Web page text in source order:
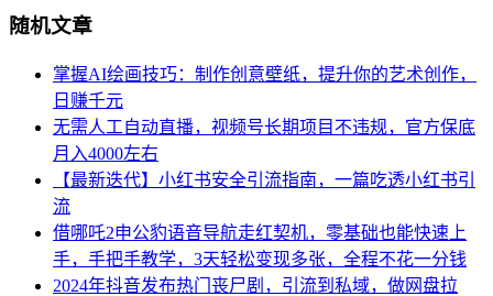
随机文章
掌握AI绘画技巧：制作创意壁纸，提升你的艺术创作，
日赚千元
无需人工自动直播，视频号长期项目不违规，官方保底
月入4000左右
【最新迭代】小红书安全引流指南，一篇吃透小红书引
流
借哪吒2申公豹语音导航走红契机，零基础也能快速上
手，手把手教学，3天轻松变现多张，全程不花一分钱
2024年抖音发布热门丧尸剧，引流到私域，做网盘拉